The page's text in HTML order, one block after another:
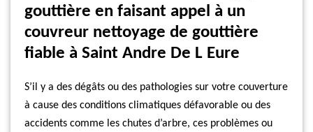
gouttière en faisant appel à un
couvreur nettoyage de gouttière
fiable à Saint Andre De L Eure
S’il y a des dégâts ou des pathologies sur votre couverture
à cause des conditions climatiques défavorable ou des
accidents comme les chutes d’arbre, ces problèmes ou